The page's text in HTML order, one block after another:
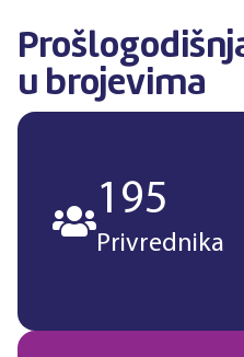
u brojevima
195
Privrednika